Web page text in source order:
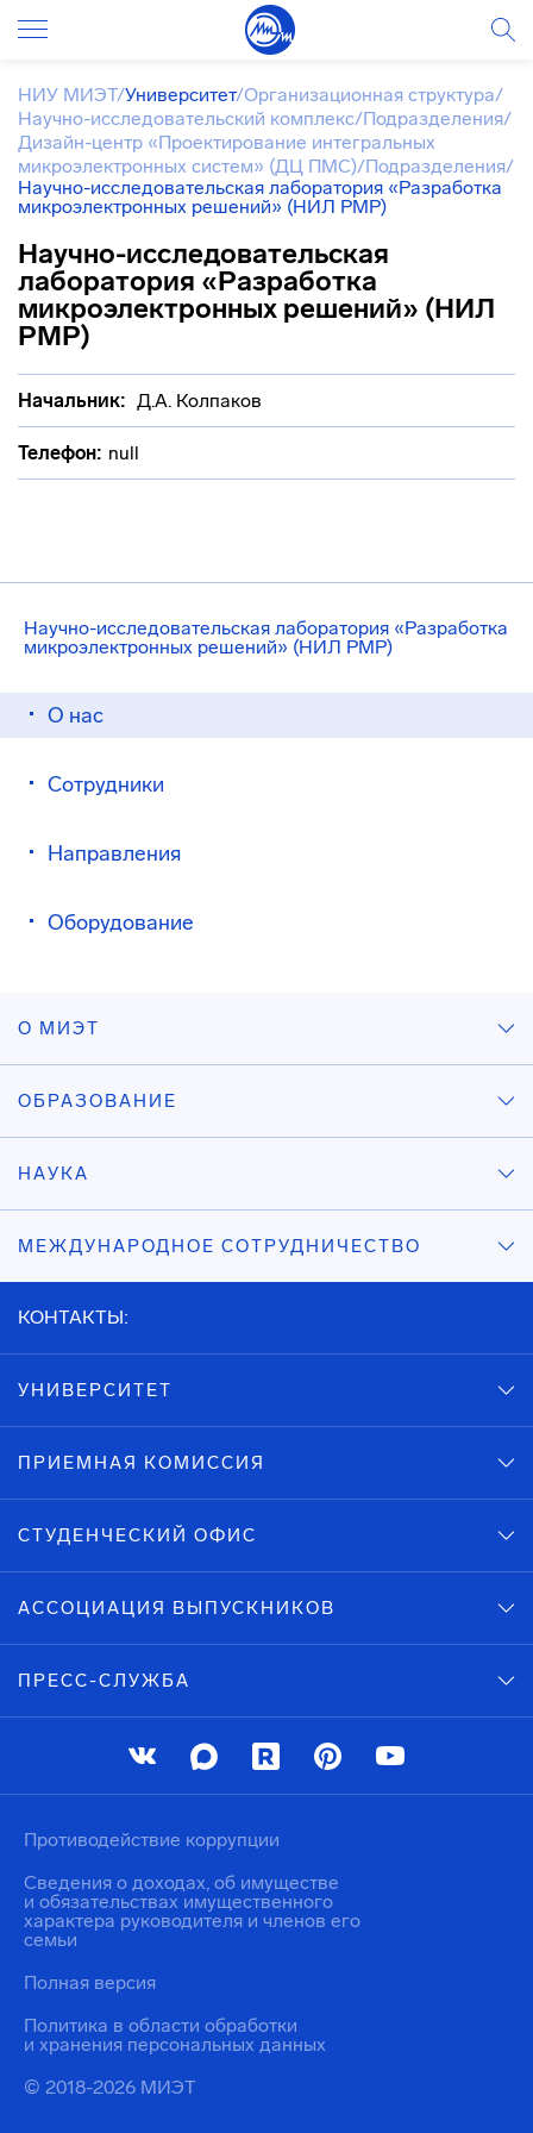
Научно-исследовательская лаборатория «Разработка
микроэлектронных решений» (НИЛ РМР)
О нас
Сотрудники
Направления
Оборудование
НИУ МИЭТ/Университет/Организационная структура/
Научно-исследовательский комплекс/Подразделения/
Дизайн-центр «Проектирование интегральных
микроэлектронных систем» (ДЦ ПМС)/Подразделения/
Научно-исследовательская лаборатория «Разработка
микроэлектронных решений» (НИЛ РМР)
Научно-исследовательская
лаборатория «Разработка
микроэлектронных решений» (НИЛ
РМР)
Начальник: Д.А. Колпаков
Телефон: null
О МИЭТ
ОБРАЗОВАНИЕ
НАУКА
МЕЖДУНАРОДНОЕ СОТРУДНИЧЕСТВО
КОНТАКТЫ:
УНИВЕРСИТЕТ
ПРИЕМНАЯ КОМИССИЯ
СТУДЕНЧЕСКИЙ ОФИС
АССОЦИАЦИЯ ВЫПУСКНИКОВ
ПРЕСС-СЛУЖБА
© 2018-2026 МИЭТ
Политика в области обработки
и хранения персональных данных
Противодействие коррупции
Сведения о доходах, об имуществе
и обязательствах имущественного
характера руководителя и членов его
семьи
Полная версия